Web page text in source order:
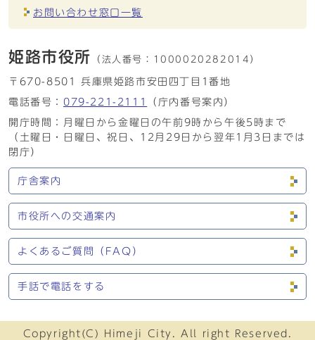
お問い合わせ窓口一覧
姫路市役所 （法人番号： 1000020282014）
〒670-8501 兵庫県姫路市安田四丁目1番地
電話番号： 079-221-2111
（庁内番号案内）
開庁時間：月曜日から金曜日の午前9時から午後5時まで
（土曜日・日曜日、祝日、12月29日から翌年1月3日までは
閉庁）
庁舎案内
市役所への交通案内
よくあるご質問（FAQ）
手話で電話をする
Copyright(C) Himeji City. All right Reserved.